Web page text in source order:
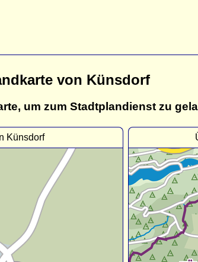
von Künsdorf
um zum Stadtplandienst zu
Künsdorf